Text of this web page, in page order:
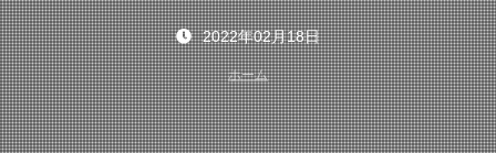
2022年02月18日
ホーム